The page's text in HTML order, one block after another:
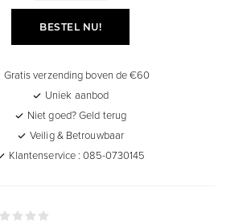
BESTEL NU!
Gratis verzending boven de €60
Uniek aanbod
Niet goed? Geld terug
Veilig & Betrouwbaar
Klantenservice : 085-0730145